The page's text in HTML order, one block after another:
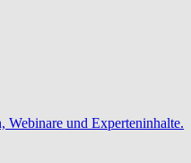
Webinare und Experteninhalte.